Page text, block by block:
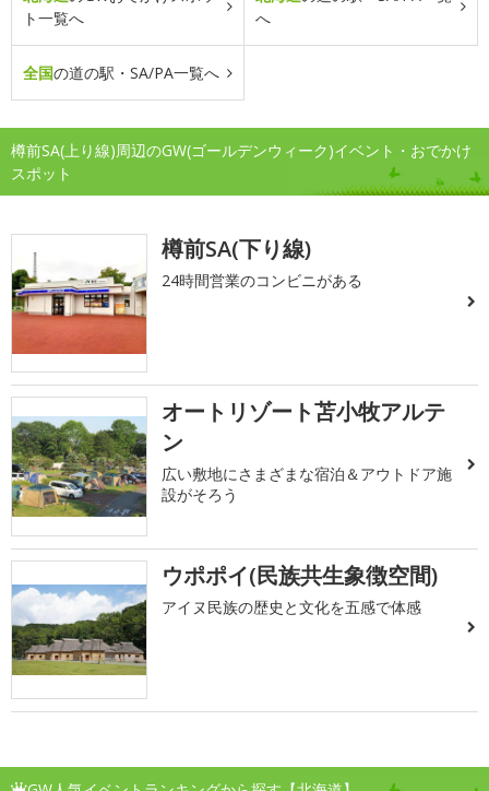
ト一覧へ
へ
全国の道の駅・SA/PA一覧へ
樽前SA(上り線)周辺のGW(ゴールデンウィーク)イベント・おでかけ
スポット
樽前SA(下り線)
24時間営業のコンビニがある
オートリゾート苫小牧アルテ
ン
広い敷地にさまざまな宿泊＆アウトドア施
設がそろう
ウポポイ(民族共生象徴空間)
アイヌ民族の歴史と文化を五感で体感